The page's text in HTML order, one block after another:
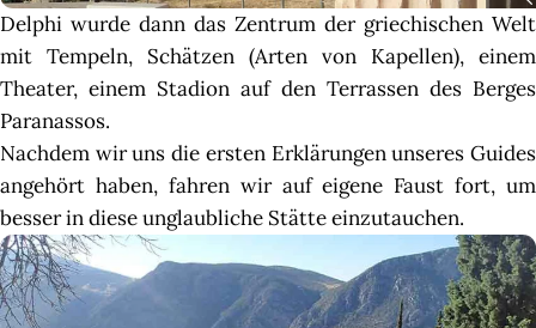
Delphi wurde dann das Zentrum der griechischen Welt
mit Tempeln, Schätzen (Arten von Kapellen), einem
Theater, einem Stadion auf den Terrassen des Berges
Paranassos.
Nachdem wir uns die ersten Erklärungen unseres Guides
angehört haben, fahren wir auf eigene Faust fort, um
besser in diese unglaubliche Stätte einzutauchen.